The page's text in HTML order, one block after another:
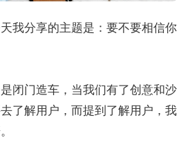
我分享的主题是：要不要相信你
闭门造车，当我们有了创意和沙
了解用户，而提到了解用户，我